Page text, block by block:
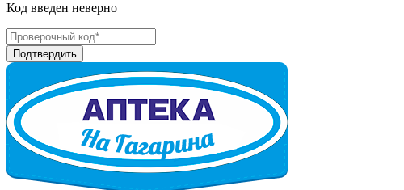
Код введен неверно